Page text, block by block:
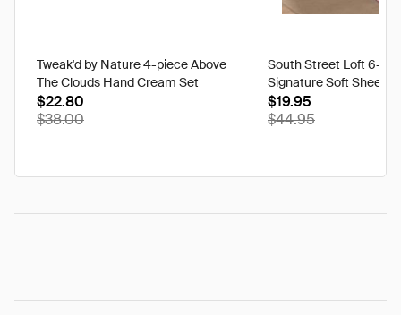
Tweak'd by Nature 4-piece Above
The Clouds Hand Cream Set
$22.80
$38.00
South Street Loft 6-
Signature Soft Sheet
Ikat - Twin
$19.95
$44.95